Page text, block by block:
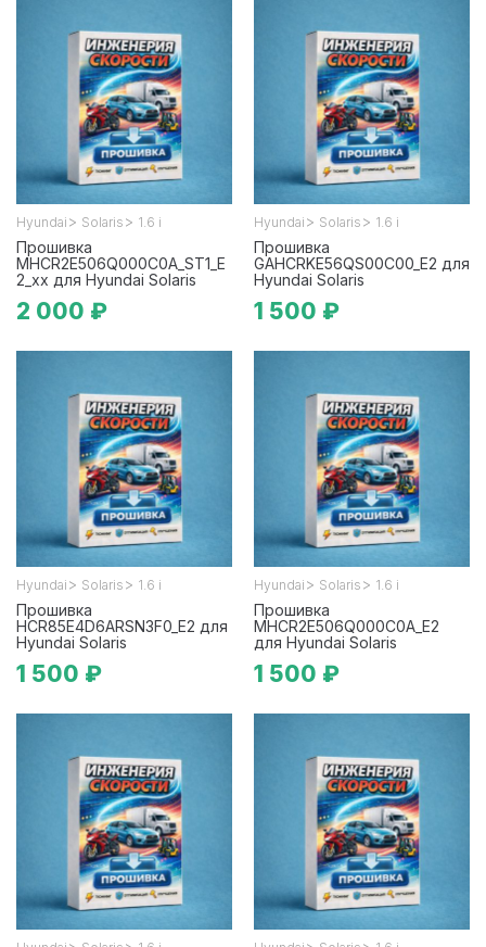
Hyundai > Solaris > 1.6 i
Прошивка
MHCR2E506Q000C0A_ST1_E
2_xx для Hyundai Solaris
2 000 ₽
Hyundai > Solaris > 1.6 i
Прошивка
GAHCRKE56QS00C00_E2 для
Hyundai Solaris
1 500 ₽
Hyundai > Solaris > 1.6 i
Прошивка
HCR85E4D6ARSN3F0_E2 для
Hyundai Solaris
1 500 ₽
Hyundai > Solaris > 1.6 i
Прошивка
MHCR2E506Q000C0A_E2
для Hyundai Solaris
1 500 ₽